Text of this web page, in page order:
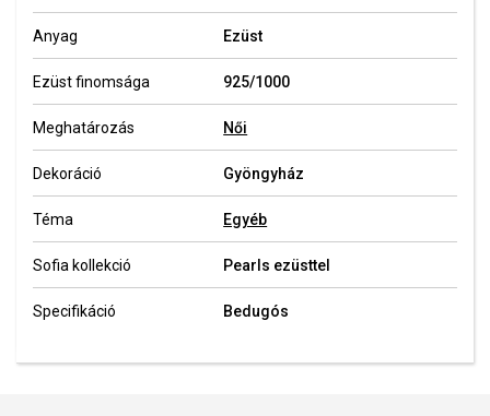
Anyag Ezüst
Ezüst finomsága 925/1000
Meghatározás Női
Dekoráció Gyöngyház
Téma Egyéb
Sofia kollekció Pearls ezüsttel
Specifikáció Bedugós